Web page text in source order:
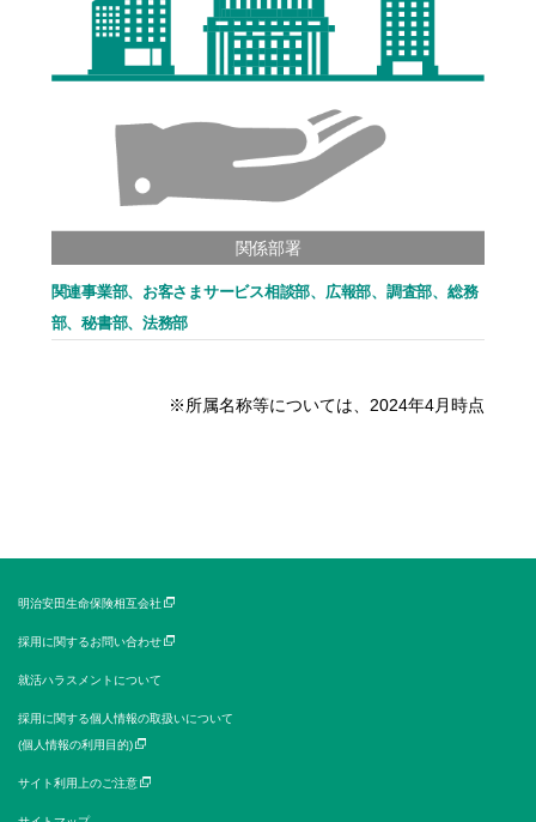
関係部署
関連事業部、お客さまサービス相談部、広報部、調査部、総務
部、秘書部、法務部
※所属名称等については、2024年4月時点
明治安田生命保険相互会社
採用に関するお問い合わせ
就活ハラスメントについて
採用に関する個人情報の取扱いについて
(個人情報の利用目的)
サイト利用上のご注意